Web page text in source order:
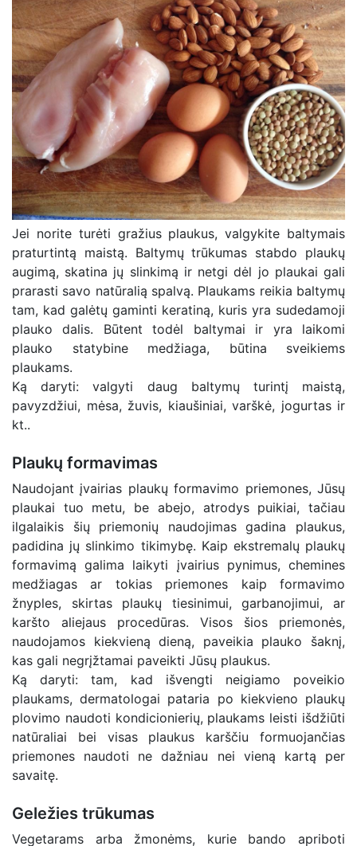
Jei norite turėti gražius plaukus, valgykite baltymais
praturtintą maistą. Baltymų trūkumas stabdo plaukų
augimą, skatina jų slinkimą ir netgi dėl jo plaukai gali
prarasti savo natūralią spalvą. Plaukams reikia baltymų
tam, kad galėtų gaminti keratiną, kuris yra sudedamoji
plauko dalis. Būtent todėl baltymai ir yra laikomi
plauko statybine medžiaga, būtina sveikiems
plaukams.
Ką daryti: valgyti daug baltymų turintį maistą,
pavyzdžiui, mėsa, žuvis, kiaušiniai, varškė, jogurtas ir
kt..
Plaukų formavimas
Naudojant įvairias plaukų formavimo priemones, Jūsų
plaukai tuo metu, be abejo, atrodys puikiai, tačiau
ilgalaikis šių priemonių naudojimas gadina plaukus,
padidina jų slinkimo tikimybę. Kaip ekstremalų plaukų
formavimą galima laikyti įvairius pynimus, chemines
medžiagas ar tokias priemones kaip formavimo
žnyples, skirtas plaukų tiesinimui, garbanojimui, ar
karšto aliejaus procedūras. Visos šios priemonės,
naudojamos kiekvieną dieną, paveikia plauko šaknį,
kas gali negrįžtamai paveikti Jūsų plaukus.
Ką daryti: tam, kad išvengti neigiamo poveikio
plaukams, dermatologai pataria po kiekvieno plaukų
plovimo naudoti kondicionierių, plaukams leisti išdžiūti
natūraliai bei visas plaukus karščiu formuojančias
priemones naudoti ne dažniau nei vieną kartą per
savaitę.
Geležies trūkumas
Vegetarams arba žmonėms, kurie bando apriboti